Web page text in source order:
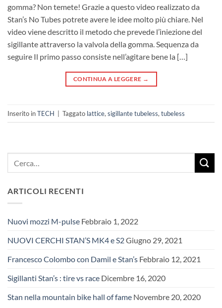
gomma? Non temete! Grazie a questo video realizzato da
Stan’s No Tubes potrete avere le idee molto più chiare. Nel
video viene descritto il metodo che prevede l’iniezione del
sigillante attraverso la valvola della gomma. Sequenza da
seguire Il primo passo consiste nell’agitare bene la […]
CONTINUA A LEGGERE →
Inserito inTECH Taggato lattice, sigillante tubeless, tubeless
ARTICOLI RECENTI
Nuovi mozzi M-pulse Febbraio 1, 2022
NUOVI CERCHI STAN’S MK4 e S2Giugno 29, 2021
Francesco Colombo con Damil e Stan’s Febbraio 12, 2021
Sigillanti Stan’s : tire vs race Dicembre 16, 2020
Stan nella mountain bike hall of fame Novembre 20, 2020